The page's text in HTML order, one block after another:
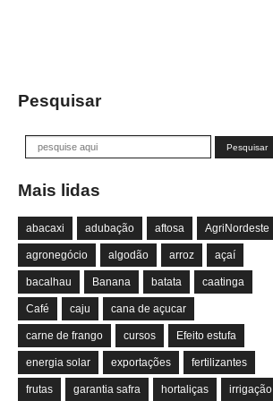
Pesquisar
Mais lidas
abacaxi adubação aftosa AgriNordeste
agronegócio algodão arroz açaí
bacalhau Banana batata caatinga
Café caju cana de açucar
carne de frango cursos Efeito estufa
energia solar exportações fertilizantes
frutas garantia safra hortaliças irrigação